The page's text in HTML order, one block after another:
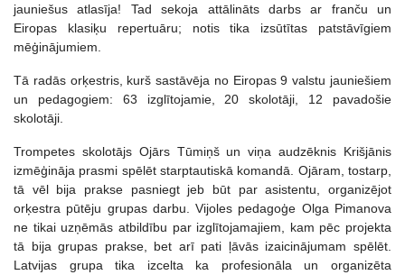
jauniešus atlasīja! Tad sekoja attālināts darbs ar franču un
Eiropas klasiķu repertuāru; notis tika izsūtītas patstāvīgiem
mēģinājumiem.
Tā radās orķestris, kurš sastāvēja no Eiropas 9 valstu jauniešiem
un pedagogiem: 63 izglītojamie, 20 skolotāji, 12 pavadošie
skolotāji.
Trompetes skolotājs Ojārs Tūmiņš un viņa audzēknis Krišjānis
izmēģināja prasmi spēlēt starptautiskā komandā. Ojāram, tostarp,
tā vēl bija prakse pasniegt jeb būt par asistentu, organizējot
orķestra pūtēju grupas darbu. Vijoles pedagoģe Olga Pimanova
ne tikai uzņēmās atbildību par izglītojamajiem, kam pēc projekta
tā bija grupas prakse, bet arī pati ļāvās izaicinājumam spēlēt.
Latvijas grupa tika izcelta ka profesionāla un organizēta